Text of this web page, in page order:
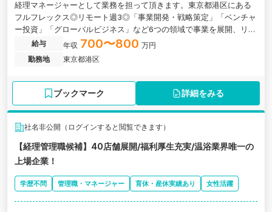
経理マネージャーとして業務を担って頂きます。東京都港区にある
フルフレックス◎リモート週3◎「事業開発・戦略策定」「ベンチャ
ー投資」「グローバルビジネス」など6つの領域で事業を展開、リピ
ート率80%以上を誇るコンサルティング会社の求人です。
給与 年収 700〜800 万円
勤務地
東京都港区
ブックマーク 詳細をみる
社名非公開（ログインすると閲覧できます）
【経理管理職候補】40店舗展開/福利厚生充実/温浴業界唯一の
上場企業！
学歴不問 管理職・マネージャー 育休・産休実績あり 女性活躍